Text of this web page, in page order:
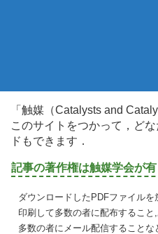
「触媒（Catalysts and
このサイトをつかって，ど
ドもできます．
記事の著作権は触媒学会が有
ダウンロードしたPDFファイル
印刷して多数の者に配布すること,
多数の者にメール配信することな